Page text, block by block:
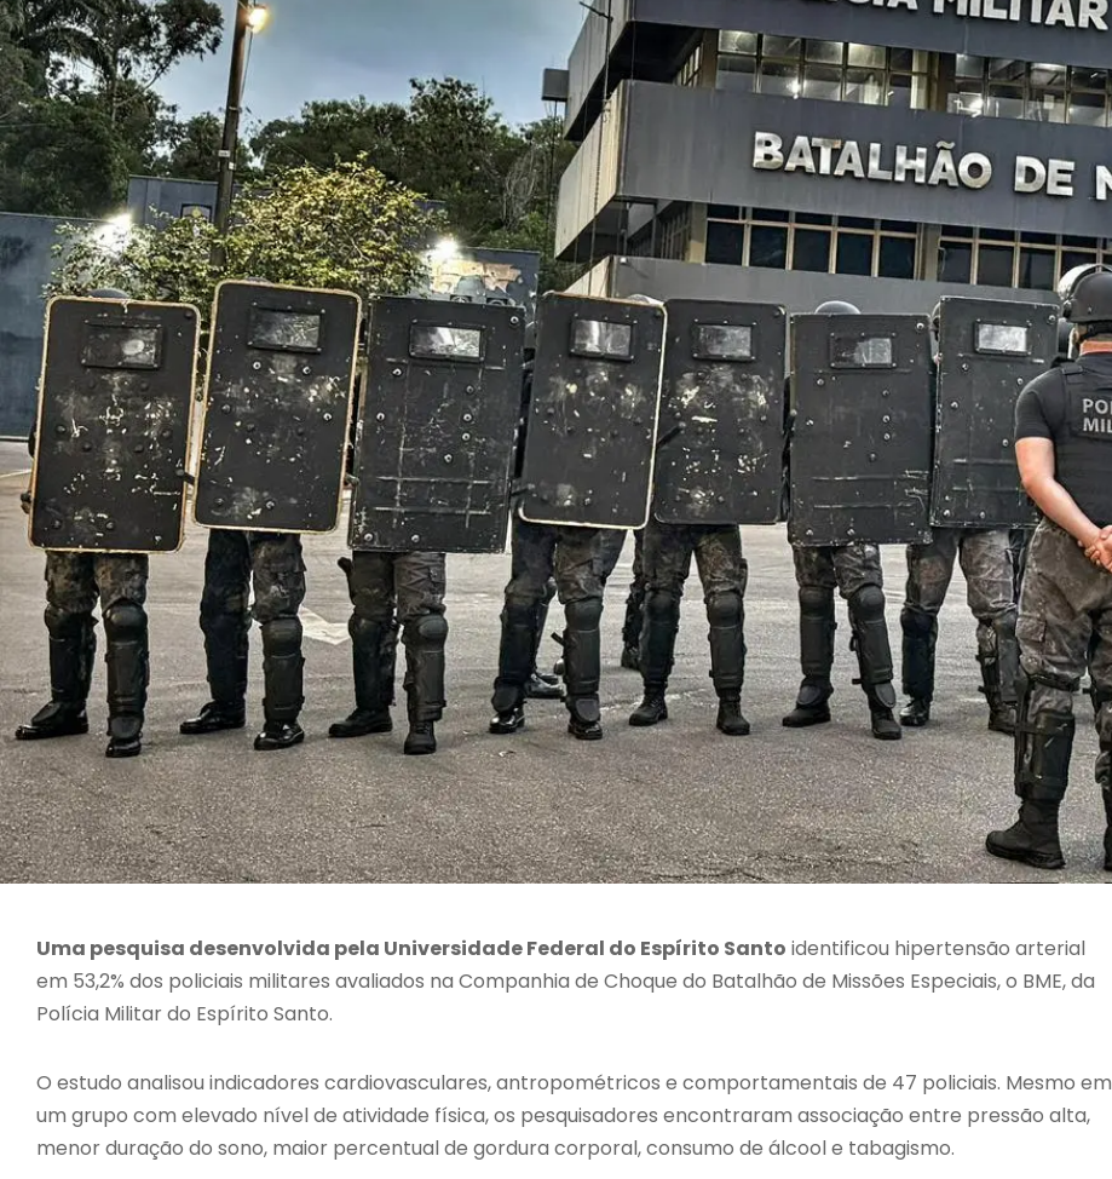
Uma pesquisa desenvolvida pela Universidade Federal do Espírito Santo identificou hipertensão arterial
em 53,2% dos policiais militares avaliados na Companhia de Choque do Batalhão de Missões Especiais, o BME, da
Polícia Militar do Espírito Santo.
O estudo analisou indicadores cardiovasculares, antropométricos e comportamentais de 47 policiais. Mesmo em
um grupo com elevado nível de atividade física, os pesquisadores encontraram associação entre pressão alta,
menor duração do sono, maior percentual de gordura corporal, consumo de álcool e tabagismo.